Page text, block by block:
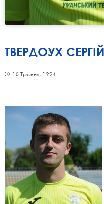
ТВЕРДОУХ СЕРГІЙ
10 Травня, 1994